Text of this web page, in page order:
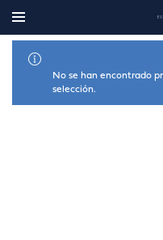
No se han encontrado
selección.